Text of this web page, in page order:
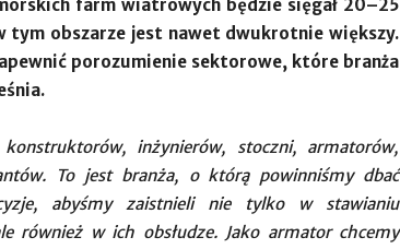
farm wiatrowych będzie sięgał 20–25
tym obszarze jest nawet dwukrotnie większy.
porozumienie sektorowe, które branża
inżynierów, stoczni, armatorów,
To jest branża, o którą powinniśmy dbać
abyśmy zaistnieli nie tylko w stawianiu
również w ich obsłudze. Jako armator chcemy